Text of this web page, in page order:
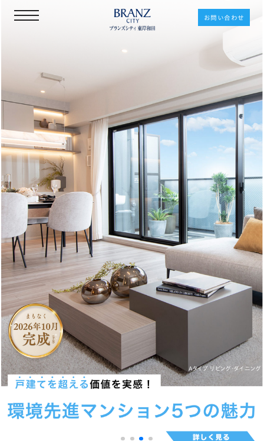
≪公式≫ブ
お問い合わせ
外観完成予想CG
image photo
Aタイプ リビング・ダイニング